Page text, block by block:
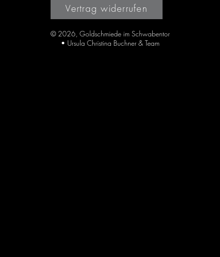
Vertrag widerrufen
© 2026, Goldschmiede im Schwabentor
• Ursula Christina Buchner & Team